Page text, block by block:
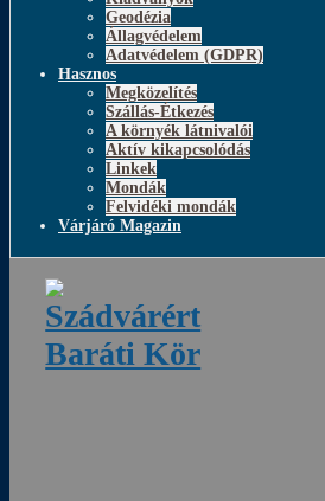
Geodézia
Állagvédelem
Adatvédelem (GDPR)
Hasznos
Megközelítés
Szállás-Étkezés
A környék látnivalói
Aktív kikapcsolódás
Linkek
Mondák
Felvidéki mondák
Várjáró Magazin